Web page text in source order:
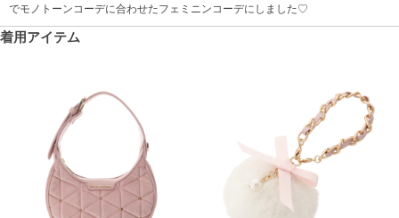
でモノトーンコーデに合わせたフェミニンコーデにしました♡
着用アイテム